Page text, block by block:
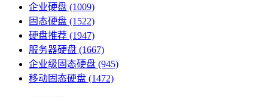
企业硬盘 (1009)
固态硬盘 (1522)
硬盘推荐 (1947)
服务器硬盘 (1667)
企业级固态硬盘 (945)
移动固态硬盘 (1472)